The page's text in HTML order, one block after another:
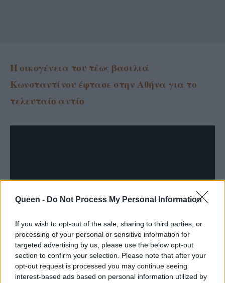
Queen - Do Not Process My Personal Information
If you wish to opt-out of the sale, sharing to third parties, or
processing of your personal or sensitive information for
targeted advertising by us, please use the below opt-out
section to confirm your selection. Please note that after your
opt-out request is processed you may continue seeing
interest-based ads based on personal information utilized by
Η οικογένεια του τέως βασιλιά
Κωνσταντίνου έφτασε στην Αθήνα για το
τελευταίο αντίο
Η Άννα Μαρία έζησε μαζί του δύσκολες
ιστορικά συνθήκες μετά την εξορία τους και
ήταν στο πλευρό του έκπτωτου μέχρι και την
τελευταία στιγμή.